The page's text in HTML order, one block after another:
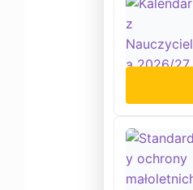
Labirynty i łamigłówki
Magiczne słowa